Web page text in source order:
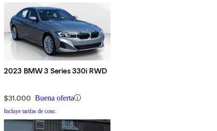
2023 BMW 3 Series 330i RWD
$31,000 Buena oferta
Incluye tarifas de conc.